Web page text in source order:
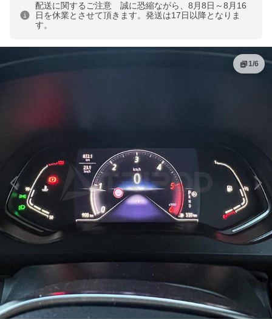
配送に関するご注意 誠に恐縮ながら、8月8日～8月16
日を休業とさせて頂きます。発送は17日以降となりま
す。
1/6